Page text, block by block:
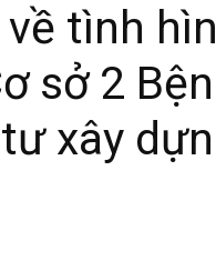
tình
sở 2
xây